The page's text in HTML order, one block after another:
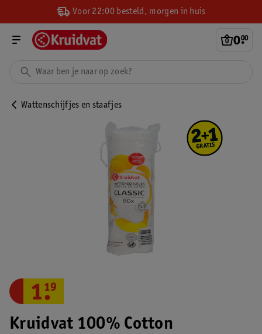
Voor 22:00 besteld, morgen in huis
0.
00
Wattenschijfjes en staafjes
Kruidvat 100% Cotton
1.
19